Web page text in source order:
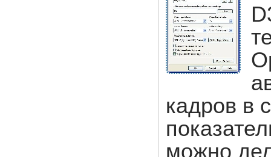
кадров в
можно